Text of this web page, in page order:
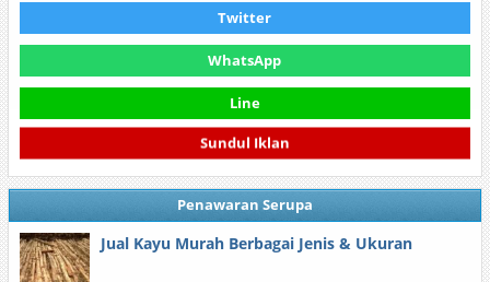
Twitter
WhatsApp
Line
Sundul Iklan
Penawaran Serupa
Jual Kayu Murah Berbagai Jenis & Ukuran